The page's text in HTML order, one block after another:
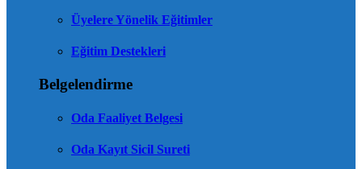
Üyelere Yönelik Eğitimler
Eğitim Destekleri
Belgelendirme
Oda Faaliyet Belgesi
Oda Kayıt Sicil Sureti